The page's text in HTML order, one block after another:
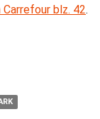
Carrefour blz. 42.